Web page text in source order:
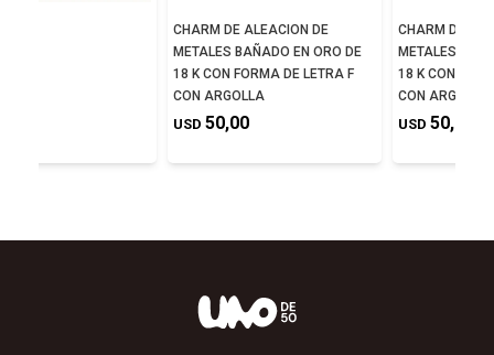
CHARM DE ALEACION DE
METALES BAÑADO EN ORO DE
18 K CON FORMA DE LETRA F
CON ARGOLLA
USD 50,00
CHARM DE
METALES
18 K CON
CON ARGOLLA
USD 50,00